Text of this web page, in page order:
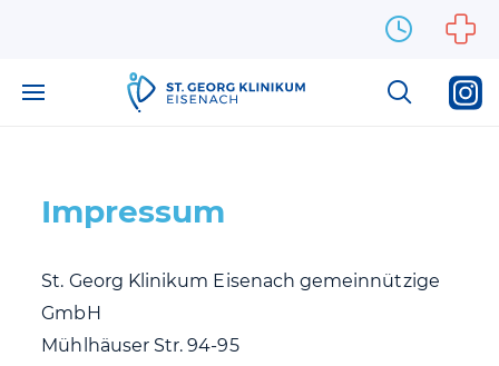
Impressum
St. Georg Klinikum Eisenach gemeinnützige
GmbH
Mühlhäuser Str. 94-95